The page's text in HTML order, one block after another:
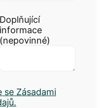
Doplňující
informace
(nepovinné)
se Zásadami